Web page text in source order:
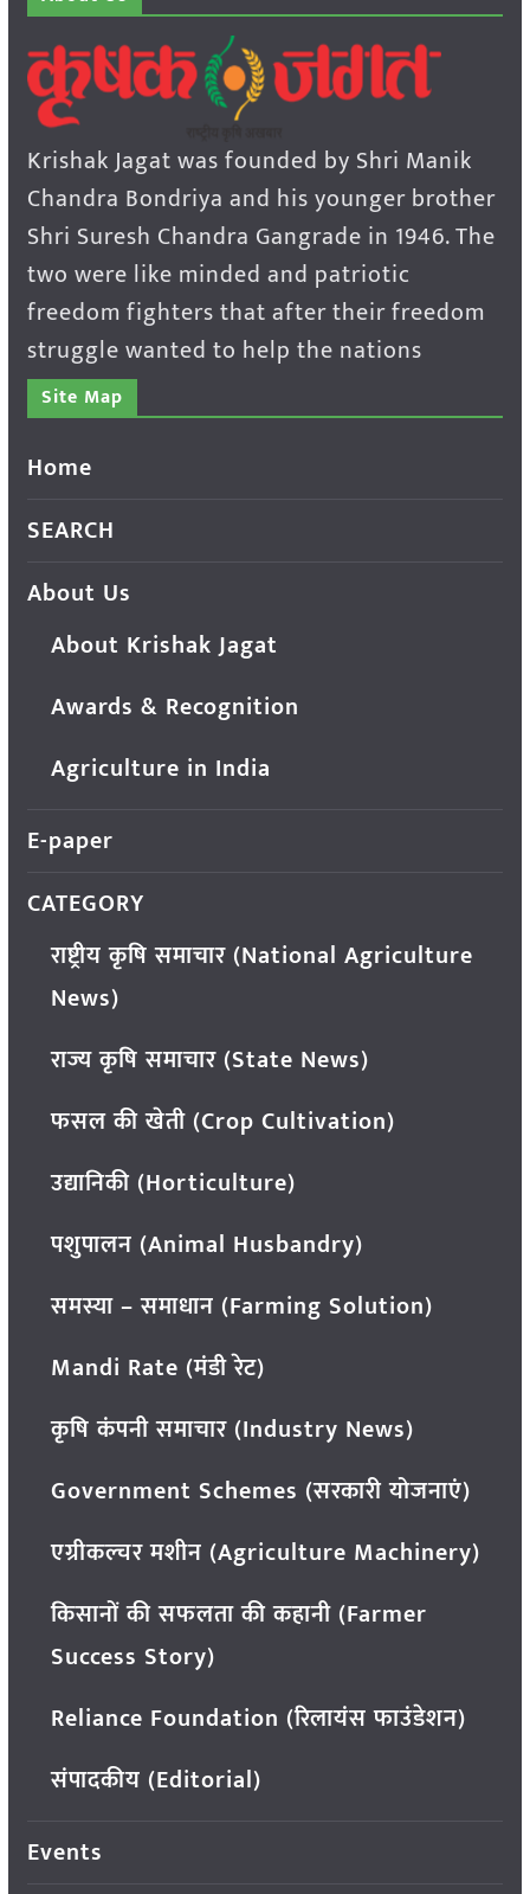
Krishak Jagat was founded by Shri Manik
Chandra Bondriya and his younger brother
Shri Suresh Chandra Gangrade in 1946. The
two were like minded and patriotic
freedom fighters that after their freedom
struggle wanted to help the nations
Site Map
Home
SEARCH
About Us
About Krishak Jagat
Awards & Recognition
Agriculture in India
E-paper
CATEGORY
राष्ट्रीय कृषि समाचार (National Agriculture
News)
राज्य कृषि समाचार (State News)
फसल की खेती (Crop Cultivation)
उद्यानिकी (Horticulture)
पशुपालन (Animal Husbandry)
समस्या – समाधान (Farming Solution)
Mandi Rate (मंडी रेट)
कृषि कंपनी समाचार (Industry News)
Government Schemes (सरकारी योजनाएं)
एग्रीकल्चर मशीन (Agriculture Machinery)
किसानों की सफलता की कहानी (Farmer
Success Story)
Reliance Foundation (रिलायंस फाउंडेशन)
संपादकीय (Editorial)
Events